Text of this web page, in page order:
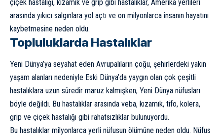
çiçek hastalığı, kızamık ve grip gibi hastalıklar, Amerika yerlileri
arasında yıkıcı salgınlara yol açtı ve on milyonlarca insanın hayatını
kaybetmesine neden oldu.
Topluluklarda Hastalıklar
Yeni Dünya’ya seyahat eden Avrupalıların çoğu, şehirlerdeki yakın
yaşam alanları nedeniyle Eski Dünya’da yaygın olan çok çeşitli
hastalıklara uzun süredir maruz kalmışken, Yeni Dünya nüfusları
böyle değildi. Bu hastalıklar arasında veba, kızamık, tifo, kolera,
grip ve çiçek hastalığı gibi rahatsızlıklar bulunuyordu.
Bu hastalıklar milyonlarca yerli nüfusun ölümüne neden oldu. Nüfus